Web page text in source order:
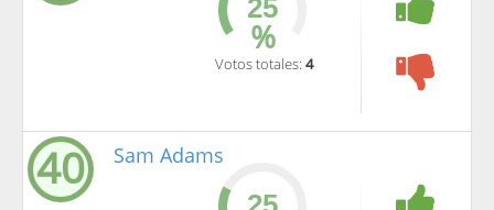
%
Votos totales: 4
40 Sam Adams